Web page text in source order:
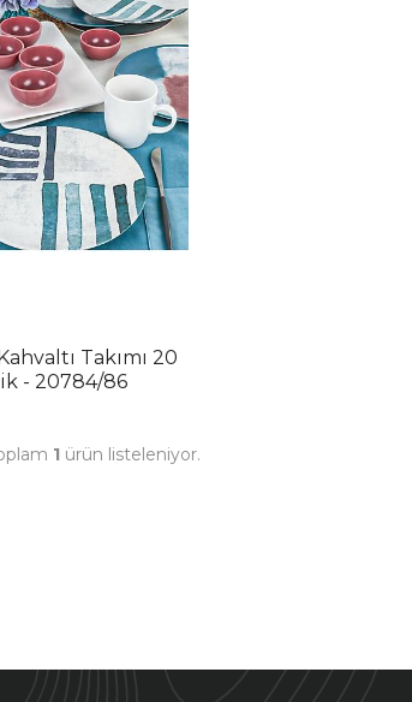
Takımı 20
- 20784/86
1 ürün listeleniyor.